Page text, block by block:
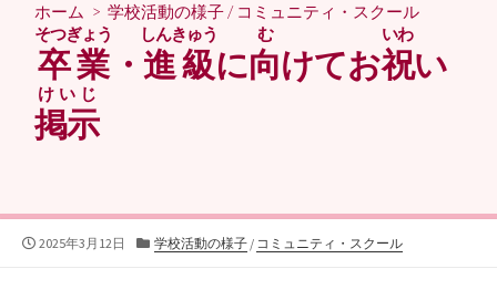
ホーム > 学校活動の様子 / コミュニティ・スクール
卒業
そつぎょう
・ 進級
しんきゅう
に向
む
けてお祝
いわ
い
掲示
けいじ
公
2025年3月12日
カ
学校活動の様子/ コミュニティ・スクール